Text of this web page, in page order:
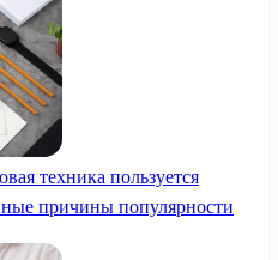
техника пользуется
причины популярности